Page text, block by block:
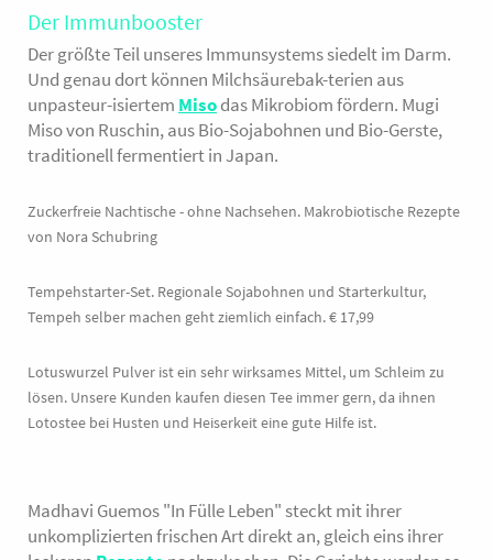
Der Immunbooster
Der größte Teil unseres Immunsystems siedelt im Darm.
Und genau dort können Milchsäurebak-terien aus
unpasteur-isiertem Misodas Mikrobiom fördern. Mugi
Miso von Ruschin, aus Bio-Sojabohnen und Bio-Gerste,
traditionell fermentiert in Japan.
Zuckerfreie Nachtische - ohne Nachsehen. Makrobiotische Rezepte
von Nora Schubring
Tempehstarter-Set. Regionale Sojabohnen und Starterkultur,
Tempeh selber machen geht ziemlich einfach. € 17,99
Lotuswurzel Pulver ist ein sehr wirksames Mittel, um Schleim zu
lösen. Unsere Kunden kaufen diesen Tee immer gern, da ihnen
Lotostee bei Husten und Heiserkeit eine gute Hilfe ist.
Madhavi Guemos "In Fülle Leben" steckt mit ihrer
unkomplizierten frischen Art direkt an, gleich eins ihrer